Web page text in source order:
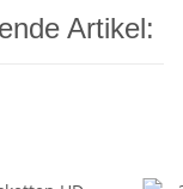
Artikel: